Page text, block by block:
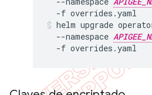
  -f overrides.yaml
helm upgrade
  --namespace
  -f overrides.yaml